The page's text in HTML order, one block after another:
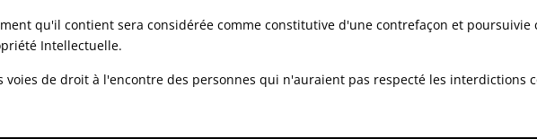
qu'il contient sera considérée comme constitutive d'une contrefaçon et poursuivie
Intellectuelle.
de droit à l'encontre des personnes qui n'auraient pas respecté les interdictions